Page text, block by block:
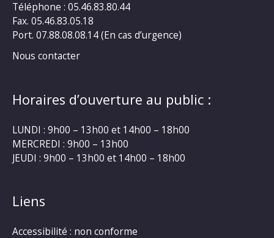
Téléphone : 05.46.83.80.44
Fax. 05.46.83.05.18
Port. 07.88.08.08.14 (En cas d’urgence)
Nous contacter
Horaires d’ouverture au public :
LUNDI : 9h00 – 13h00 et 14h00 – 18h00
MERCREDI : 9h00 – 13h00
JEUDI : 9h00 – 13h00 et 14h00 – 18h00
Liens
Accessibilité : non conforme